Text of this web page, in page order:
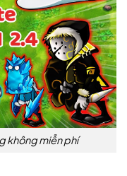
không miễn phí